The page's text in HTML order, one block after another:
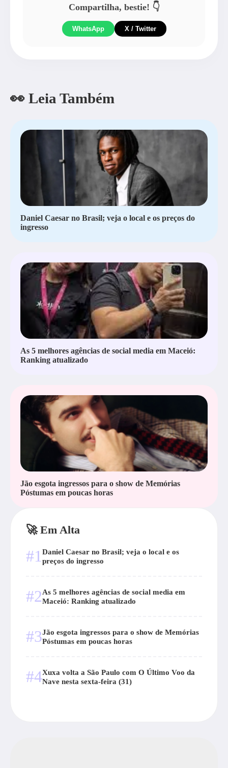
Compartilha, bestie! 👇
WhatsApp X / Twitter
👀 Leia Também
Daniel Caesar no Brasil; veja o local e os preços do
ingresso
As 5 melhores agências de social media em Maceió:
Ranking atualizado
Jão esgota ingressos para o show de Memórias
Póstumas em poucas horas
🚀 Em Alta
#1 Daniel Caesar no Brasil; veja o local e os
preços do ingresso
#2As 5 melhores agências de social media em
Maceió: Ranking atualizado
#3Jão esgota ingressos para o show de Memórias
Póstumas em poucas horas
#4Xuxa volta a São Paulo com O Último Voo da
Nave nesta sexta-feira (31)